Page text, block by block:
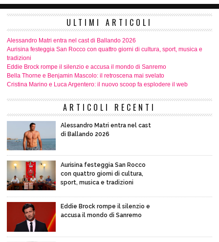
ULTIMI ARTICOLI
Alessandro Matri entra nel cast di Ballando 2026
Aurisina festeggia San Rocco con quattro giorni di cultura, sport, musica e
tradizioni
Eddie Brock rompe il silenzio e accusa il mondo di Sanremo
Bella Thorne e Benjamin Mascolo: il retroscena mai svelato
Cristina Marino e Luca Argentero: il nuovo scoop fa esplodere il web
ARTICOLI RECENTI
Alessandro Matri entra nel cast
di Ballando 2026
Aurisina festeggia San Rocco
con quattro giorni di cultura,
sport, musica e tradizioni
Eddie Brock rompe il silenzio e
accusa il mondo di Sanremo